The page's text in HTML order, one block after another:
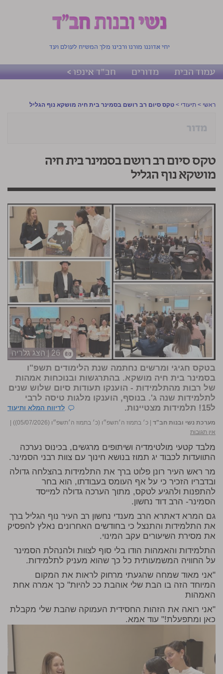
יחי אדוננו מורנו ורבינו מלך המשיח לעולם ועד
עמוד הבית מדורים חב"ד אינפו >
ראשי > תיעודי > טקס סיום רב רושם בסמינר בית חיה מושקא נוף הגליל
טקס סיום רב רושם בסמינר בית חיה
מושקא נוף הגליל
26 | הצג גלריה
בטקס חגיגי ומרשים נחתמה שנת הלימודים תשפ"ו
בסמינר בית חיה מושקא. בהתרגשות ובנוכחות אמהות
של רבות מהתלמידות - הוענקו תעודות סיום שלוש שנים
לתלמידות שנה ג'. בנוסף, הוענקו מלגות טיסה לרבי
ל15! תלמידות מצטיינות.
לדיווח המלא ותיעוד
מערכת נשי ובנות חב"ד | כ׳ בתמוז ה׳תשפ״ו (כ׳ בתמוז ה׳תשפ״ו (05/07/2026))
|
אין תגובות
מלבד קטעי מולטימדיה ושיתופים מרגשים, בכינוס נערכה
התוועדות לכבוד יג תמוז בנושא חינוך עם צוות רבני הסמינר.
מר ראש העיר רונן פלוט ברך את התלמידות בהצלחה גדולה
ובדבריו הזכיר כי על אף העומס בעבודתו, הוא בחר
להתפנות ולהגיע לטקס, מתוך הערכה גדולה למייסד
הסמינר- הרב דוד נחשון.
גם המרא דאתרא הרב מענדי נחשון רב העיר נוף הגליל ברך
את התלמידות והתנצל כי בחודשים האחרונים נאלץ להפסיק
את מסירת השיעורים עקב המינוי.
התלמידות והאמהות הודו בלי סוף לצוות ולהנהלת הסמינר
על החוויה המשמעותית כל כך שהוא מעניק לתלמידות.
"אני מאוד שמחה שהגעתי מרחוק לראות את המקום
המיוחד הזה בו הבת שלי אוהבת ככ להיות" כך אמרה אחת
האמהות
"אני רואה את הזהות החסידית העמוקה שהבת שלי מקבלת
כאן ומתפעלת!" עוד אמא.